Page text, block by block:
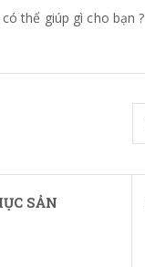
thể giúp gì cho bạn ?
SẢN